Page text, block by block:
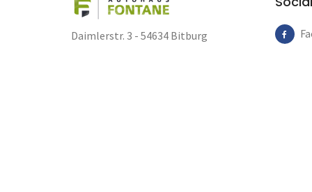
Daimlerstr. 3 - 54634 Bitburg